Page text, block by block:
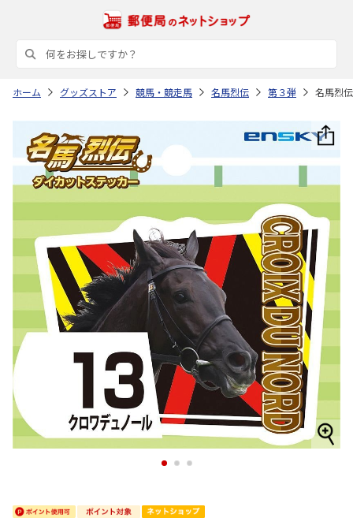
ホーム グッズストア 競馬・競走馬 名馬烈伝 第３弾 名馬烈
1 2 3